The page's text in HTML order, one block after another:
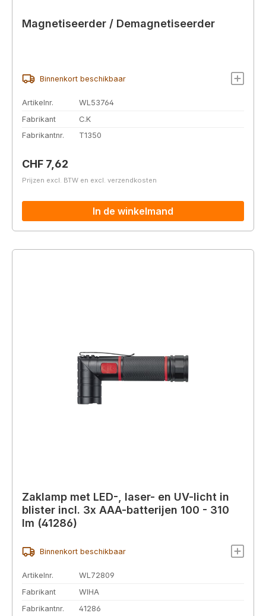
Magnetiseerder / Demagnetiseerder
Binnenkort beschikbaar
Artikelnr.
WL53764
Fabrikant
C.K
Fabrikantnr.
T1350
Normale prijs:
CHF 7,62
Prijzen excl. BTW en excl. verzendkosten
In de winkelmand
Zaklamp met LED-, laser- en UV-licht in
blister incl. 3x AAA-batterijen 100 - 310
lm (41286)
Binnenkort beschikbaar
Artikelnr.
WL72809
Fabrikant
WIHA
Fabrikantnr.
41286